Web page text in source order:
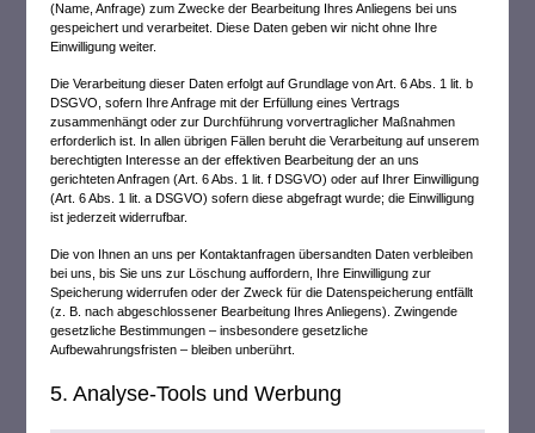
(Name, Anfrage) zum Zwecke der Bearbeitung Ihres Anliegens bei uns
gespeichert und verarbeitet. Diese Daten geben wir nicht ohne Ihre
Einwilligung weiter.
Die Verarbeitung dieser Daten erfolgt auf Grundlage von Art. 6 Abs. 1 lit. b
DSGVO, sofern Ihre Anfrage mit der Erfüllung eines Vertrags
zusammenhängt oder zur Durchführung vorvertraglicher Maßnahmen
erforderlich ist. In allen übrigen Fällen beruht die Verarbeitung auf unserem
berechtigten Interesse an der effektiven Bearbeitung der an uns
gerichteten Anfragen (Art. 6 Abs. 1 lit. f DSGVO) oder auf Ihrer Einwilligung
(Art. 6 Abs. 1 lit. a DSGVO) sofern diese abgefragt wurde; die Einwilligung
ist jederzeit widerrufbar.
Die von Ihnen an uns per Kontaktanfragen übersandten Daten verbleiben
bei uns, bis Sie uns zur Löschung auffordern, Ihre Einwilligung zur
Speicherung widerrufen oder der Zweck für die Datenspeicherung entfällt
(z. B. nach abgeschlossener Bearbeitung Ihres Anliegens). Zwingende
gesetzliche Bestimmungen – insbesondere gesetzliche
Aufbewahrungsfristen – bleiben unberührt.
5. Analyse-Tools und Werbung